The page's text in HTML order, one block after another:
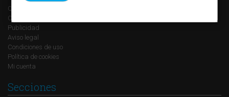
Quienes somos
Contacto
Publicidad
Aviso legal
Condiciones de uso
Política de cookies
Mi cuenta
Secciones